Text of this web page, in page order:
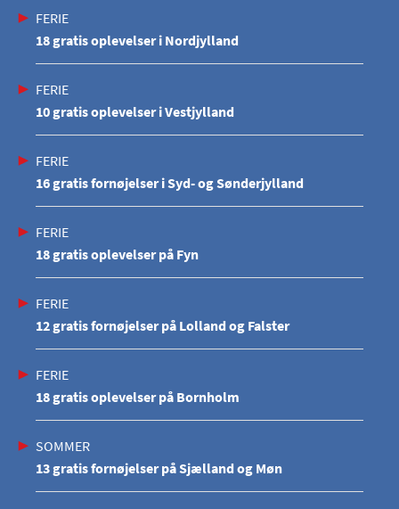
FERIE
18 gratis oplevelser i Nordjylland
FERIE
10 gratis oplevelser i Vestjylland
FERIE
16 gratis fornøjelser i Syd- og Sønderjylland
FERIE
18 gratis oplevelser på Fyn
FERIE
12 gratis fornøjelser på Lolland og Falster
FERIE
18 gratis oplevelser på Bornholm
SOMMER
13 gratis fornøjelser på Sjælland og Møn